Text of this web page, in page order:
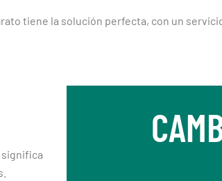
tiene la solución perfecta, con un